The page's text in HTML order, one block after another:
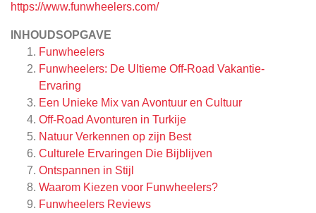
https://www.funwheelers.com/
INHOUDSOPGAVE
Funwheelers
Funwheelers: De Ultieme Off-Road Vakantie-
Ervaring
Een Unieke Mix van Avontuur en Cultuur
Off-Road Avonturen in Turkije
Natuur Verkennen op zijn Best
Culturele Ervaringen Die Bijblijven
Ontspannen in Stijl
Waarom Kiezen voor Funwheelers?
Funwheelers Reviews